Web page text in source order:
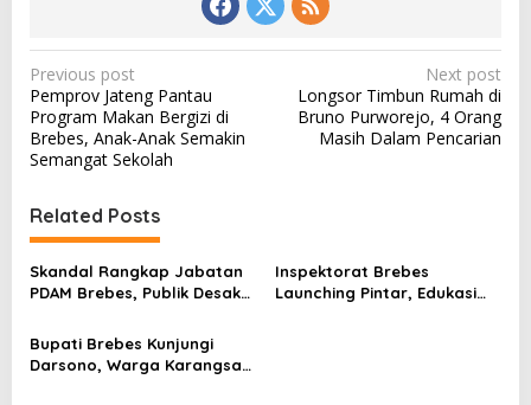
P
o
s
t
n
a
v
i
g
a
Previous post
Pemprov Jateng Pantau
Program Makan Bergizi di
Brebes, Anak-Anak Semakin
Semangat Sekolah
Next post
Longsor Timbun Rumah di
Bruno Purworejo, 4 Orang
Masih Dalam Pencarian
Related Posts
Skandal Rangkap Jabatan
PDAM Brebes, Publik Desak
Dugaan Penyalahgunaan
Inspektorat Brebes
Launching Pintar, Edukasi
Bupati Brebes Kunjungi
Darsono, Warga Karangsari